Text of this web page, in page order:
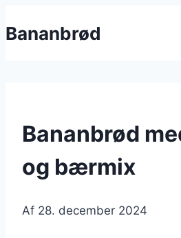
til
Bananbrød
Bananbrød
og bærmix
Af 28. december 2024